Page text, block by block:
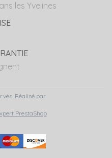
les Yvelines
Réalisé par
PrestaShop